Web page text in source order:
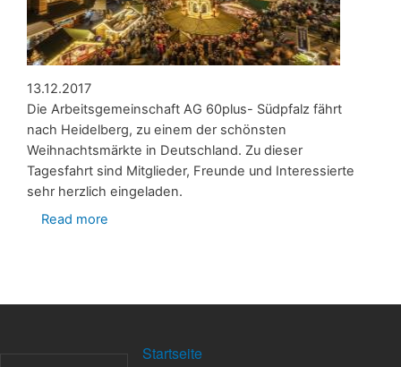
13.12.2017
Die Arbeitsgemeinschaft AG 60plus- Südpfalz fährt
nach Heidelberg, zu einem der schönsten
Weihnachtsmärkte in Deutschland. Zu dieser
Tagesfahrt sind Mitglieder, Freunde und Interessierte
sehr herzlich eingeladen.
Read more
in
FOOTER
MENU
Startseite